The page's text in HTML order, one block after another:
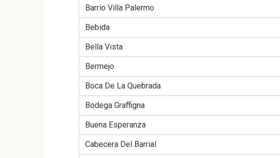
Barrio Villa Palermo
Bebida
Bella Vista
Bermejo
Boca De La Quebrada
Bodega Graffigna
Buena Esperanza
Cabecera Del Barrial